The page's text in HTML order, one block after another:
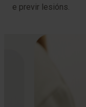
e previr lesións.